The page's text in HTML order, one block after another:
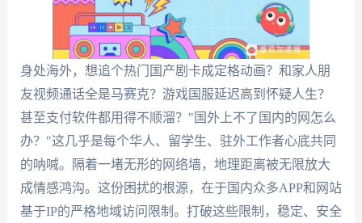
身处海外，想追个热门国产剧卡成定格动画？和家人朋
友视频通话全是马赛克？游戏国服延迟高到怀疑人生？
甚至支付软件都用得不顺溜？"国外上不了国内的网怎么
办？"这几乎是每个华人、留学生、驻外工作者心底共同
的呐喊。隔着一堵无形的网络墙，地理距离被无限放大
成情感鸿沟。这份困扰的根源，在于国内众多APP和网站
基于IP的严格地域访问限制。打破这些限制，稳定、安全